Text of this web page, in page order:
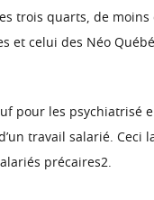
trois quarts, de
celui des Néo
pour les psychiatrisé
travail salarié.
précaires2.